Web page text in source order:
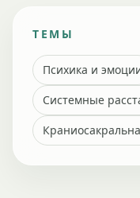
ТЕМЫ
Психика и
Системные